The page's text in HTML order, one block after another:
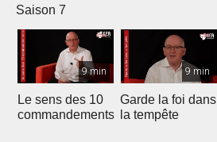
Saison 7
9 min
Le sens des 10
commandements
9 min
Garde la foi dans
la tempête